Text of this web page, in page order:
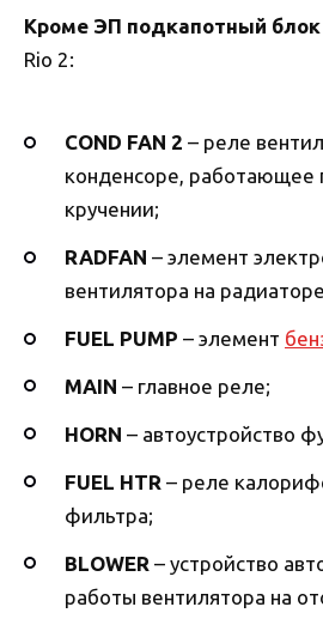
Кроме ЭП подкапотный
Rio 2:
COND FAN 2 – реле
конденсоре, работающее
кручении;
RADFAN – элемент
вентилятора на
FUEL PUMP – элемент
MAIN – главное реле;
HORN – автоустройство
FUEL HTR – реле
фильтра;
BLOWER – устройство
работы вентилятора на